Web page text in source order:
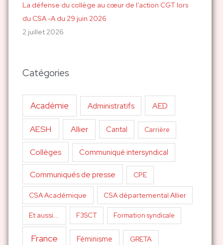
La défense du collège au cœur de l’action CGT lors
du CSA -A du 29 juin 2026
2 juillet 2026
Catégories
Académie Administratifs AED
AESH Allier Cantal Carrière
Collèges Communiqué intersyndical
Communiqués de presse CPE
CSA Académique CSA départemental Allier
Et aussi... F3SCT Formation syndicale
France Féminisme GRETA